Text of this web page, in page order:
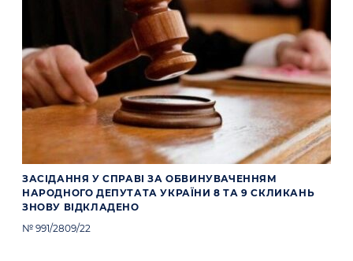
ЗАСІДАННЯ У СПРАВІ ЗА ОБВИНУВАЧЕННЯМ
НАРОДНОГО ДЕПУТАТА УКРАЇНИ 8 ТА 9 СКЛИКАНЬ
ЗНОВУ ВІДКЛАДЕНО
№ 991/2809/22